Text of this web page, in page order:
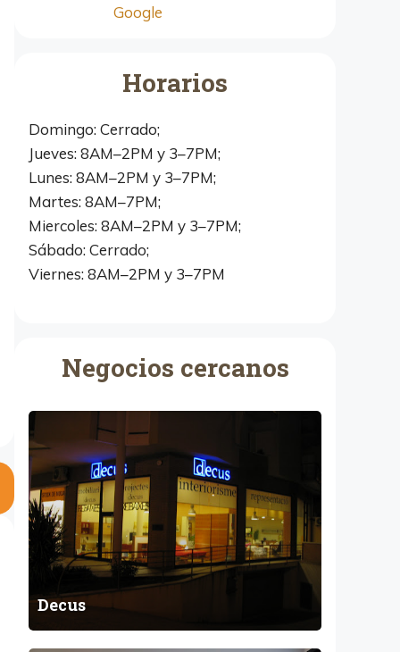
Google
Horarios
Domingo: Cerrado;
Jueves: 8AM–2PM y 3–7PM;
Lunes: 8AM–2PM y 3–7PM;
Martes: 8AM–7PM;
Miercoles: 8AM–2PM y 3–7PM;
Sábado: Cerrado;
Viernes: 8AM–2PM y 3–7PM
Negocios cercanos
D
e
c
u
s
Decus